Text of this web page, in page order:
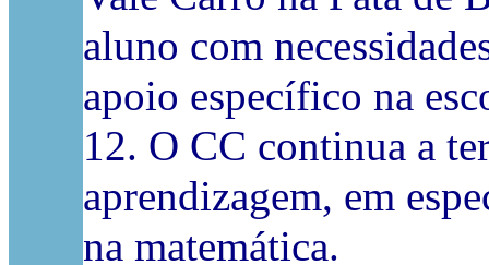
aluno com
apoio específico na
12. O CC continua a
aprendizagem, em
na matemática.